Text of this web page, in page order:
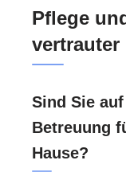
Pflege
vertrauter
Sind Sie
Betreuung
Hause?